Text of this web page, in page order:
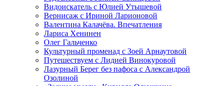
Видоискатель с Юлией Утышевой
Вернисаж с Ириной Ларионовой
Валентина Калачёва. Впечатления
Лариса Хенинен
Олег Гальченко
Культурный променад с Зоей Арнаутовой
Путешествуем с Лидией Винокуровой
Лазурный Берег без пафоса с Александрой
Озолиной